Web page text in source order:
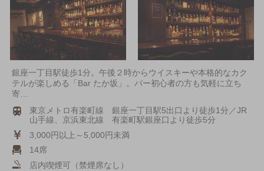
銀座一丁目駅徒歩1分。午後２時からウイスキーや本格的なカク
テルが楽しめる「Bar たか坂」。バー初心者の方も気軽に立ち
寄…
東京メトロ有楽町線 銀座一丁目駅5出口より徒歩1分／JR
山手線、京浜東北線 有楽町駅銀座口より徒歩5分
3,000円以上～5,000円未満
14席
店内喫煙可（禁煙席なし）